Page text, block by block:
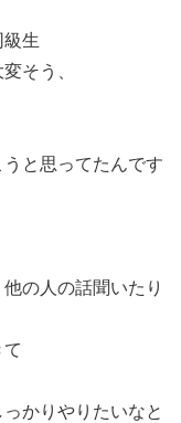
生
そう、
と思ってたんです
の人の話聞いたり
かりやりたいなと